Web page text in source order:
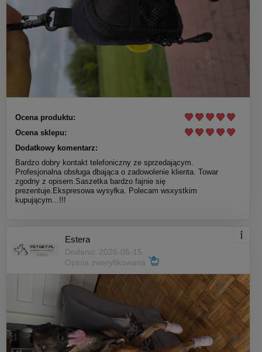
Ocena produktu:
Ocena sklepu:
Dodatkowy komentarz:
Bardzo dobry kontakt telefoniczny ze sprzedającym.
Profesjonalna obsługa dbająca o zadowolenie klienta. Towar
zgodny z opisem.Saszetka bardzo fajnie się
prezentuje.Ekspresowa wysyłka. Polecam wsxystkim
kupującym...!!!
Estera
Dodano: 2026-05-15
Opinia zweryfikowana